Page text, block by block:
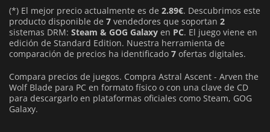
3.36€
(*) El mejor precio actualmente es de 2.89€. Descubrimos este
producto disponible de 7 vendedores que soportan 2
sistemas DRM: Steam & GOG Galaxy en PC. El juego viene en
edición de Standard Edition. Nuestra herramienta de
comparación de precios ha identificado 7 ofertas digitales.
Compara precios de juegos. Compra Astral Ascent - Arven the
Wolf Blade para PC en formato físico o con una clave de CD
para descargarlo en plataformas oficiales como Steam, GOG
Galaxy.